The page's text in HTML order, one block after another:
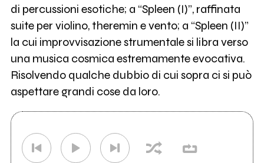
di percussioni esotiche; a “Spleen (I)”, raffinata
suite per violino, theremin e vento; a “Spleen (II)”
la cui improvvisazione strumentale si libra verso
una musica cosmica estremamente evocativa.
Risolvendo qualche dubbio di cui sopra ci si può
aspettare grandi cose da loro.